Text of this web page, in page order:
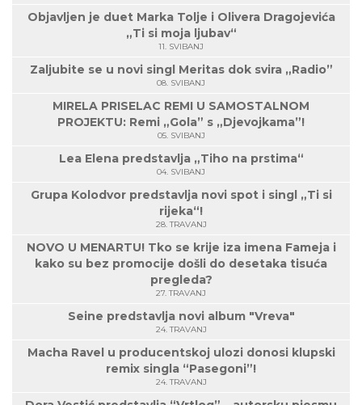
Objavljen je duet Marka Tolje i Olivera Dragojevića
„Ti si moja ljubav“
11. SVIBANJ
Zaljubite se u novi singl Meritas dok svira „Radio”
08. SVIBANJ
MIRELA PRISELAC REMI U SAMOSTALNOM
PROJEKTU: Remi „Gola” s „Djevojkama”!
05. SVIBANJ
Lea Elena predstavlja „Tiho na prstima“
04. SVIBANJ
Grupa Kolodvor predstavlja novi spot i singl „Ti si
rijeka“!
28. TRAVANJ
NOVO U MENARTU! Tko se krije iza imena Fameja i
kako su bez promocije došli do desetaka tisuća
pregleda?
27. TRAVANJ
Seine predstavlja novi album "Vreva"
24. TRAVANJ
Macha Ravel u producentskoj ulozi donosi klupski
remix singla “Pasegoni”!
24. TRAVANJ